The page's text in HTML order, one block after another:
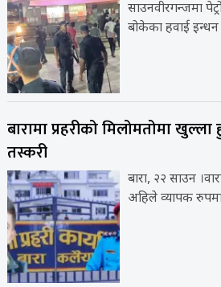
साउनवीरगन्जमा
बोकेका हवाई
बारामा प्रहरीको मिलोमतोमा खुल्ला
तस्करी
बारा, २२ साउन
अहिले व्यापक